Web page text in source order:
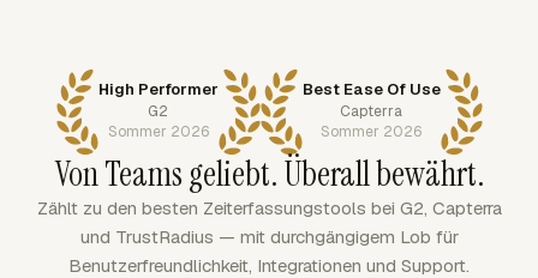
High Performer
G2
Sommer 2026
Best Ease Of Use
Capterra
Sommer 2026
Von Teams geliebt. Überall bewährt.
Zählt zu den besten Zeiterfassungstools bei G2, Capterra
und TrustRadius — mit durchgängigem Lob für
Benutzerfreundlichkeit, Integrationen und Support.